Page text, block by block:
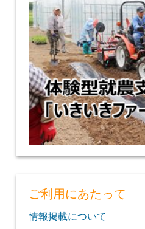
ご利用にあたって
情報掲載について